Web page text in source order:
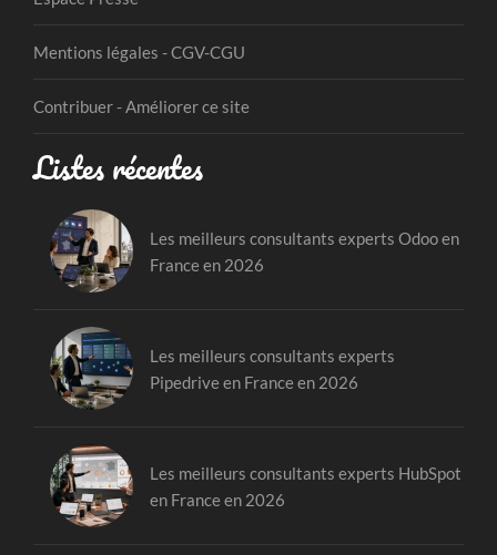
Mentions légales - CGV-CGU
Contribuer - Améliorer ce site
Listes récentes
Les meilleurs consultants experts Odoo en
France en 2026
Les meilleurs consultants experts
Pipedrive en France en 2026
Les meilleurs consultants experts HubSpot
en France en 2026